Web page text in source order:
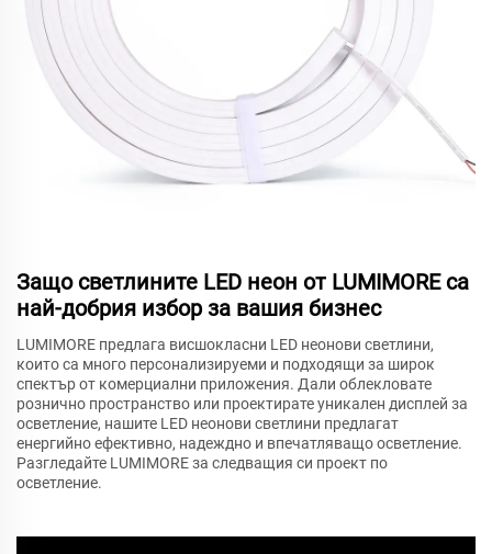
Защо светлините LED неон от LUMIMORE са
най-добрия избор за вашия бизнес
LUMIMORE предлага висшокласни LED неонови светлини,
които са много персонализируеми и подходящи за широк
спектър от комерциални приложения. Дали облекловате
рознично пространство или проектирате уникален дисплей за
осветление, нашите LED неонови светлини предлагат
енергийно ефективно, надеждно и впечатляващо осветление.
Разгледайте LUMIMORE за следващия си проект по
осветление.